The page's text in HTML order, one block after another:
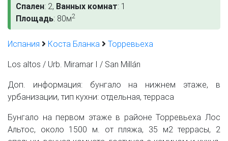
Спален: 2, Ванных комнат: 1
Площадь: 80м2
Испания Коста Бланка
Торревьеха
Los altos / Urb. Miramar I / San Millán
Доп. информация: бунгало на нижнем этаже, в
урбанизации, тип кухни: отдельная, терраса
Бунгало на первом этаже в районе Торревьеха Лос
Альтос, около 1500 м. от пляжа, 35 м2 террасы, 2